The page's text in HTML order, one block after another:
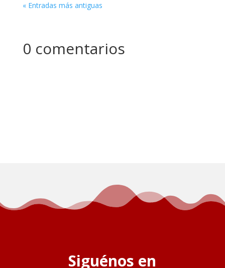
« Entradas más antiguas
0 comentarios
Siguénos en